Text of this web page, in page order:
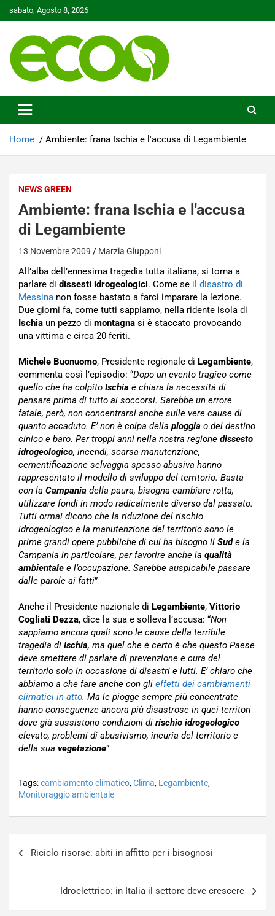
to
sabato, Agosto 8, 2026
Ecoo.it
Home Ambiente: frana Ischia e l'accusa di Legambiente
NEWS GREEN
Ambiente: frana Ischia e l'accusa
di Legambiente
13 Novembre 2009 Marzia Giupponi
All’alba dell’ennesima tragedia tutta italiana, si torna a
parlare di dissesti idrogeologici. Come se il disastro di
Messina non fosse bastato a farci imparare la lezione.
Due giorni fa, come tutti sappiamo, nella ridente isola di
Ischia un pezzo di montagna si è staccato provocando
una vittima e circa 20 feriti.
Michele Buonuomo, Presidente regionale di Legambiente,
commenta così l’episodio: “Dopo un evento tragico come
quello che ha colpito Ischia è chiara la necessità di
pensare prima di tutto ai soccorsi. Sarebbe un errore
fatale, però, non concentrarsi anche sulle vere cause di
quanto accaduto. E’ non è colpa della pioggia o del destino
cinico e baro. Per troppi anni nella nostra regione dissesto
idrogeologico, incendi, scarsa manutenzione,
cementificazione selvaggia spesso abusiva hanno
rappresentato il modello di sviluppo del territorio. Basta
con la Campania della paura, bisogna cambiare rotta,
utilizzare fondi in modo radicalmente diverso dal passato.
Tutti ormai dicono che la riduzione del rischio
idrogeologico e la manutenzione del territorio sono le
prime grandi opere pubbliche di cui ha bisogno il Sude la
Campania in particolare, per favorire anche la qualità
ambientale e l’occupazione. Sarebbe auspicabile passare
dalle parole ai fatti”
Anche il Presidente nazionale di Legambiente, Vittorio
Cogliati Dezza, dice la sua e solleva l’accusa: “Non
sappiamo ancora quali sono le cause della terribile
tragedia di Ischia, ma quel che è certo è che questo Paese
deve smettere di parlare di prevenzione e cura del
territorio solo in occasione di disastri e lutti. E’ chiaro che
abbiamo a che fare anche con gli effetti dei cambiamenti
climatici in atto. Ma le piogge sempre più concentrate
hanno conseguenze ancora più disastrose in quei territori
dove già sussistono condizioni di rischio idrogeologico
elevato, problemi di abusivismo, incuria del territorio e
della sua vegetazione”
Tags:cambiamento climatico,Clima, Legambiente,
Monitoraggio ambientale
Riciclo risorse: abiti in affitto per i bisognosi
Idroelettrico: in Italia il settore deve crescere